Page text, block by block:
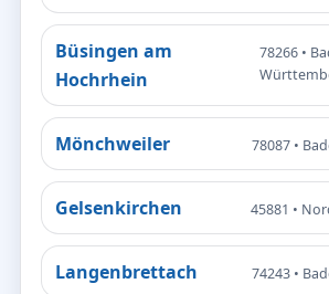
Büsingen am
Hochrhein
78266 •
Mönchweiler 78087 •
Gelsenkirchen 45881 •
Langenbrettach 74243 •